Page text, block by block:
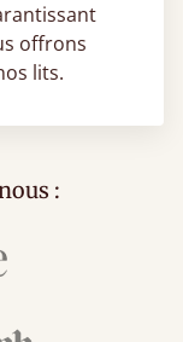
offrons
lits.
: